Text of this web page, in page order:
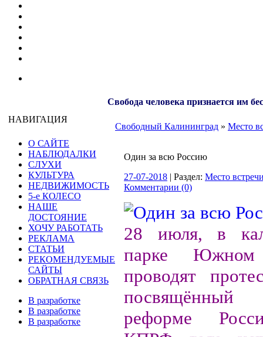
Свобода человека признается им
НАВИГАЦИЯ
О САЙТЕ
НАБЛЮДАЛКИ
СЛУХИ
КУЛЬТУРА
НЕДВИЖИМОСТЬ
5-е КОЛЕСО
НАШЕ
ДОСТОЯНИЕ
ХОЧУ РАБОТАТЬ
РЕКЛАМА
СТАТЬИ
РЕКОМЕНДУЕМЫЕ
САЙТЫ
ОБРАТНАЯ СВЯЗЬ
В разработке
В разработке
В разработке
Свободный Калининград » Место
Один за всю Россию
27-07-2018 | Раздел: Место
Комментарии (0)
28 июля, в
парке Южном
проводят
посвящённый
реформе